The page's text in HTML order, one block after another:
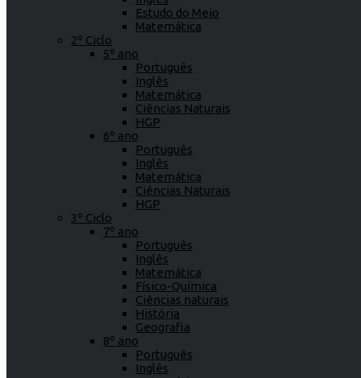
Estudo do Meio
Matemática
2º Ciclo
5º ano
Português
Inglês
Matemática
Ciências Naturais
HGP
6º ano
Português
Inglês
Matemática
Ciências Naturais
HGP
3º Ciclo
7º ano
Português
Inglês
Matemática
Físico-Química
Ciências naturais
História
Geografia
8º ano
Português
Inglês